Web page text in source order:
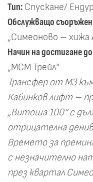
Тип: Спускане/
Обслужващо
„Симеоново – хижа
Начин на достигане
„МСМ Трейл“
Трансфер от М3
Кабинков лифт –
„Витоша 100“ с
отрицателна
Времето за
с незначително
през квартал